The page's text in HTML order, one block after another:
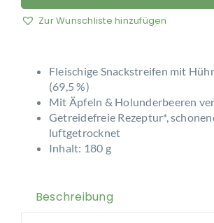
Hühnchen
Menge
Zur Wunschliste hinzufügen
Fleischige Snackstreifen mit
(69,5 %)
Mit Äpfeln & Holunderbeeren
Getreidefreie Rezeptur*,
luftgetrocknet
Inhalt: 180 g
Beschreibung